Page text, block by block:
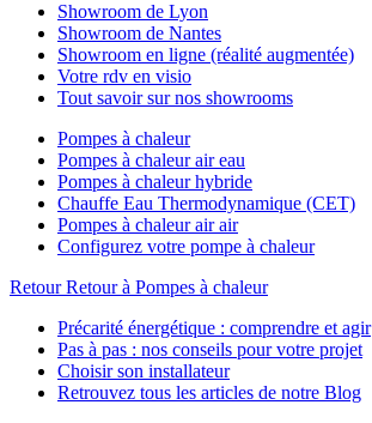
Showroom de Lyon
Showroom de Nantes
Showroom en ligne (réalité augmentée)
Votre rdv en visio
Tout savoir sur nos showrooms
Pompes à chaleur
Pompes à chaleur air eau
Pompes à chaleur hybride
Chauffe Eau Thermodynamique (CET)
Pompes à chaleur air air
Configurez votre pompe à chaleur
Retour Retour à Pompes à chaleur
Précarité énergétique : comprendre et agir
Pas à pas : nos conseils pour votre projet
Choisir son installateur
Retrouvez tous les articles de notre Blog